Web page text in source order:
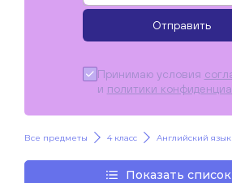
Отправить
Принимаю условия
и политики
Все предметы 4 класс Английский язык
Показать